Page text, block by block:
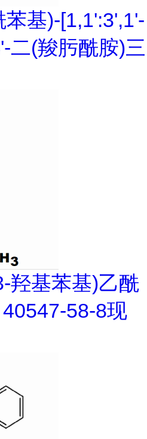
基)-[1,1':3',1'-
二(羧肟酰胺)三
羟基苯基)乙酰
58-8现